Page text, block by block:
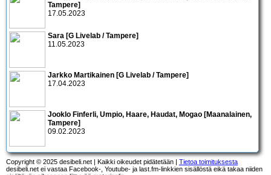
Tampere]
17.05.2023
Sara [G Livelab / Tampere]
11.05.2023
Jarkko Martikainen [G Livelab / Tampere]
17.04.2023
Jooklo Finferli, Umpio, Haare, Haudat, Mogao [Maanalainen,
Tampere]
09.02.2023
Copyright © 2025 desibeli.net | Kaikki oikeudet pidätetään | Tietoa toimituksesta
desibeli.net ei vastaa Facebook-, Youtube- ja last.fm-linkkien sisällöstä eikä takaa niiden